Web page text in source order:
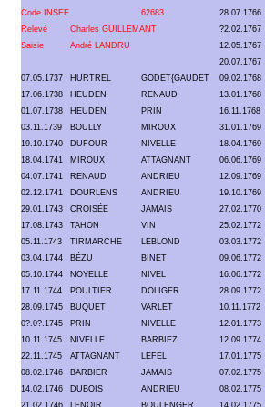
Code INSEE
62683 28.07.1766
Relevé
Charles GUILLEMANT ?2.02.1767
Saisie
André LANDRU 12.05.1767
20.07.1767
07.05.1737
HURTREL GODET{GAUDET 09.02.1768
17.06.1738
HEUDEN RENAUD 13.01.1768
01.07.1738
HEUDEN PRIN 16.11.1768
03.11.1739
BOULLY MIROUX 31.01.1769
19.10.1740
DUFOUR NIVELLE 18.04.1769
18.04.1741
MIROUX ATTAGNANT 06.06.1769
04.07.1741
RENAUD ANDRIEU 12.09.1769
02.12.1741
DOURLENS ANDRIEU 19.10.1769
29.01.1743
CROISÉE JAMAIS 27.02.1770
17.08.1743
TAHON VIN 25.02.1772
05.11.1743
TIRMARCHE LEBLOND 03.03.1772
03.04.1744
BÉZU BINET 09.06.1772
05.10.1744
NOYELLE NIVEL 16.06.1772
17.11.1744
POULTIER DOLIGER 28.09.1772
28.09.1745
BUQUET VARLET 10.11.1772
0?.0?.1745
PRIN NIVELLE 12.01.1773
10.11.1745
NIVELLE BARBIEZ 12.09.1774
22.11.1745
ATTAGNANT LEFEL 17.01.1775
08.02.1746
BARBIER JAMAIS 07.02.1775
14.02.1746
DUBOIS ANDRIEU 08.02.1775
21.02.1746
LENOIR BOULENGER 14.02.1775